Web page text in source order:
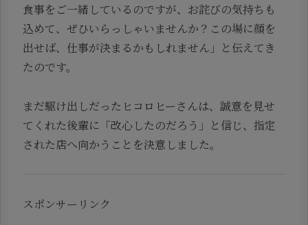
食事をご一緒しているのですが、お詫びの気持ちも
込めて、ぜひいらっしゃいませんか？この場に顔を
出せば、仕事が決まるかもしれません」と伝えてき
たのです。
まだ駆け出しだったヒコロヒーさんは、誠意を見せ
てくれた後輩に「改心したのだろう」と信じ、指定
された店へ向かうことを決意しました。
スポンサーリンク